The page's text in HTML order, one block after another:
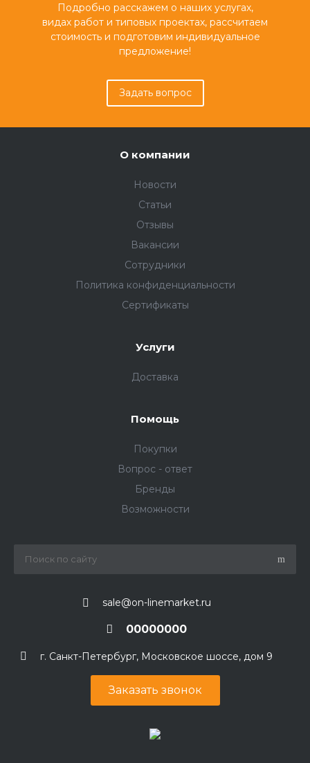
Подробно расскажем о наших услугах,
видах работ и типовых проектах, рассчитаем
стоимость и подготовим индивидуальное
предложение!
Задать вопрос
О компании
Новости
Статьи
Отзывы
Вакансии
Сотрудники
Политика конфиденциальности
Сертификаты
Услуги
Доставка
Помощь
Покупки
Вопрос - ответ
Бренды
Возможности
sale@on-linemarket.ru
00000000
г. Санкт-Петербург, Московское шоссе, дом 9
Заказать звонок